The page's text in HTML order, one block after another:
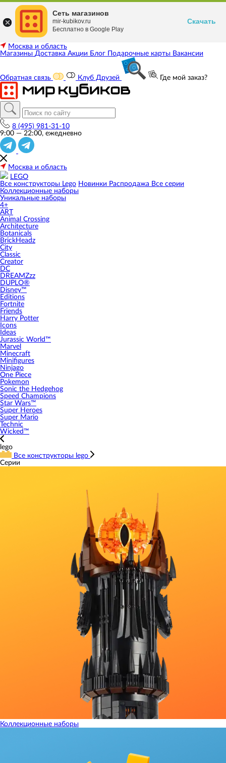
Москва и область
Магазины Доставка Акции Блог Подарочные карты Вакансии
Обратная связь Клуб Друзей Где мой заказ?
8 (495) 981-31-10
9:00 — 22:00, ежедневно
Москва и область
LEGO
Все конструкторы Lego Новинки Распродажа Все серии
Коллекционные наборы
Уникальные наборы
4+
ART
Animal Crossing
Architecture
Botanicals
BrickHeadz
City
Classic
Creator
DC
DREAMZzz
DUPLO®
Disney™
Editions
Fortnite
Friends
Harry Potter
Icons
Ideas
Jurassic World™
Marvel
Minecraft
Minifigures
Ninjago
One Piece
Pokemon
Sonic the Hedgehog
Speed Champions
Star Wars™
Super Heroes
Super Mario
Technic
Wicked™
lego
Все конструкторы lego
Серии
Коллекционные наборы
Сеть магазинов
mir-kubikov.ru
Бесплатно в Google Play
Скачать